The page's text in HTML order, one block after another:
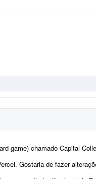
de um programador front-end e back-end para nos
e melhorias no meu site. Já tenho